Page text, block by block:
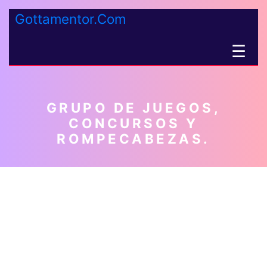
Gottamentor.Com
☰
GRUPO DE JUEGOS,
CONCURSOS Y
ROMPECABEZAS.